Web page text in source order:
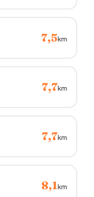
7,5km
7,7km
7,7km
8,1km